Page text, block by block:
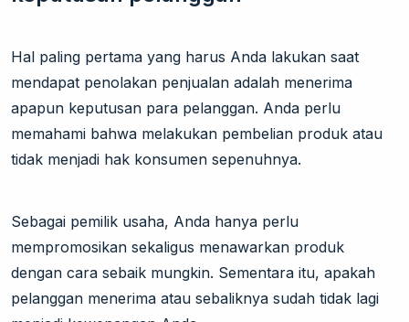
Hal paling pertama yang harus Anda lakukan saat
mendapat penolakan penjualan adalah menerima
apapun keputusan para pelanggan. Anda perlu
memahami bahwa melakukan pembelian produk atau
tidak menjadi hak konsumen sepenuhnya.
Sebagai pemilik usaha, Anda hanya perlu
mempromosikan sekaligus menawarkan produk
dengan cara sebaik mungkin. Sementara itu, apakah
pelanggan menerima atau sebaliknya sudah tidak lagi